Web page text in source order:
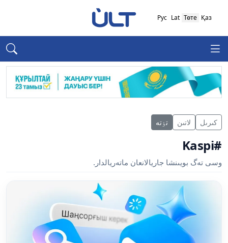
Қаз
Төте
Lat
Рус
كىرىل لاتىن تٶتە
#Kaspi
وسى تەگ بويىنشا جاريالانعان ماتەريالدار.